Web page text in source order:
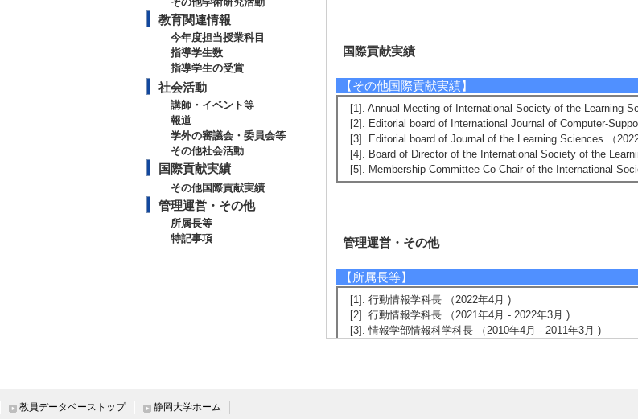
教育関連情報
今年度担当授業科目
指導学生数
指導学生の受賞
社会活動
講師・イベント等
報道
学外の審議会・委員会等
その他社会活動
国際貢献実績
その他国際貢献実績
管理運営・その他
所属長等
特記事項
国際貢献実績
【その他国際貢献実績】
[1]. Annual Meeting of International Society of the Learning
[2]. Editorial board of International Journal of Computer-
[3]. Editorial board of Journal of the Learning Sciences （
[4]. Board of Director of the International Society of the
[5]. Membership Committee Co-Chair of the International
管理運営・その他
【所属長等】
[1]. 行動情報学科長 （2022年4月 )
[2]. 行動情報学科長 （2021年4月 - 2022年3月 )
[3]. 情報学部情報科学科長 （2010年4月 - 2011年3月 )
術領域研究「人ロボット共生学」参画
教員データベーストップ 静岡大学ホーム